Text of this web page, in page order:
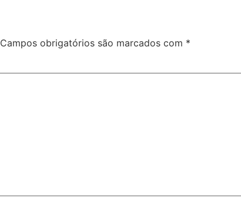
Campos obrigatórios são marcados com *